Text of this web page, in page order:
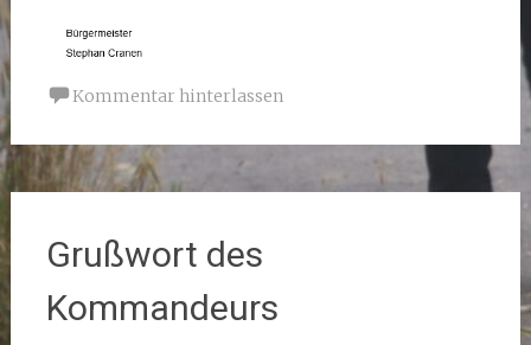
Kommentar hinterlassen
Grußwort des
Kommandeurs